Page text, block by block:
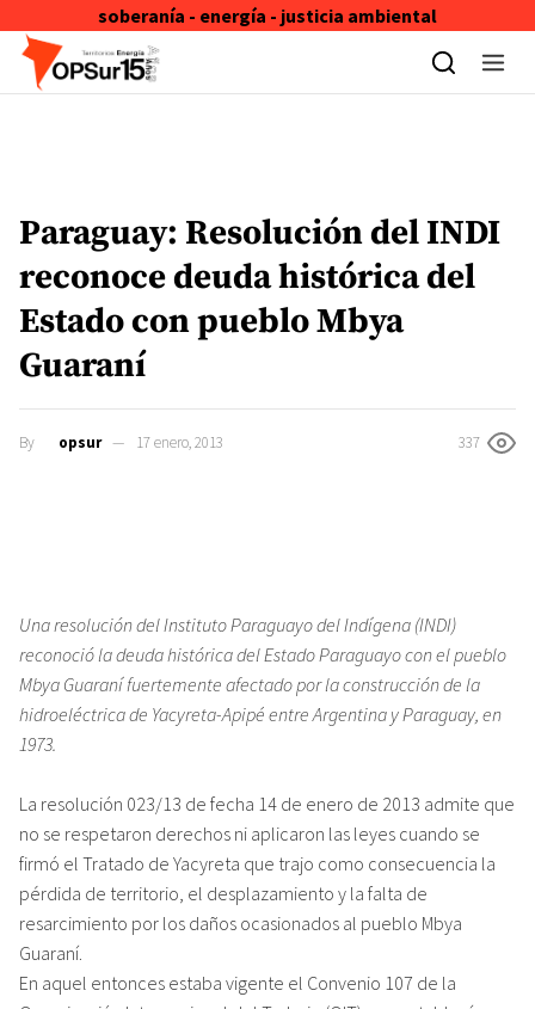
soberanía - energía - justicia ambiental
Skip to content
Paraguay: Resolución del INDI
reconoce deuda histórica del
Estado con pueblo Mbya
Guaraní
By opsur 17 enero, 2013 337
Una resolución del Instituto Paraguayo del Indígena (INDI)
reconoció la deuda histórica del Estado Paraguayo con el pueblo
Mbya Guaraní fuertemente afectado por la construcción de la
hidroeléctrica de Yacyreta-Apipé entre Argentina y Paraguay, en
1973.
La resolución 023/13 de fecha 14 de enero de 2013 admite que
no se respetaron derechos ni aplicaron las leyes cuando se
firmó el Tratado de Yacyreta que trajo como consecuencia la
pérdida de territorio, el desplazamiento y la falta de
resarcimiento por los daños ocasionados al pueblo Mbya
Guaraní.
En aquel entonces estaba vigente el Convenio 107 de la